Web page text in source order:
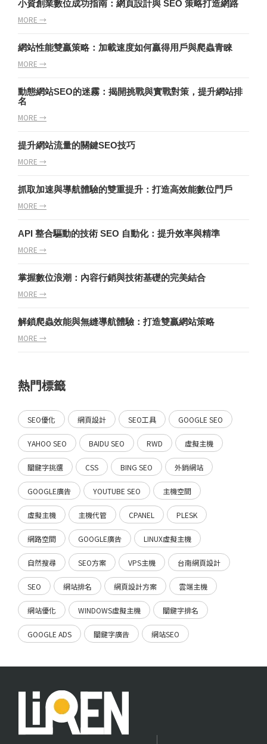
小資創業數位成功指南：網頁設計與 SEO 策略打造網路
MORE →
網站性能雙贏策略：加載速度如何贏得用戶與爬蟲青睞
MORE →
動態網站SEO的迷霧：揭開挑戰與實戰對策，提升網站排
名
MORE →
提升網站流量的關鍵SEO技巧
MORE →
抓取加速與導航體驗的雙重提升：打造高效能數位門戶
MORE →
API 整合驅動的技術 SEO 自動化：提升效率與精準
MORE →
掌握數位浪潮：內容行銷與技術基礎的完美結合
MORE →
解鎖爬蟲效能與無縫導航體驗：打造雙贏網站策略
MORE →
熱門標籤
SEO優化 網頁設計 SEO工具 GOOGLE SEO
YAHOO SEO BAIDU SEO RWD 虛擬主機
關鍵字挑選 CSS BING SEO 外銷網站
GOOGLE廣告 YOUTUBE SEO 主機空間
虛擬主機 主機代管 CPANEL PLESK
網路空間 GOOGLE廣告 LINUX虛擬主機
自然搜尋 SEO方案 VPS主機 台南網頁設計
SEO 網站排名 網頁設計方案 雲端主機
網站優化 WINDOWS虛擬主機 關鍵字排名
GOOGLE ADS 關鍵字廣告 網站SEO